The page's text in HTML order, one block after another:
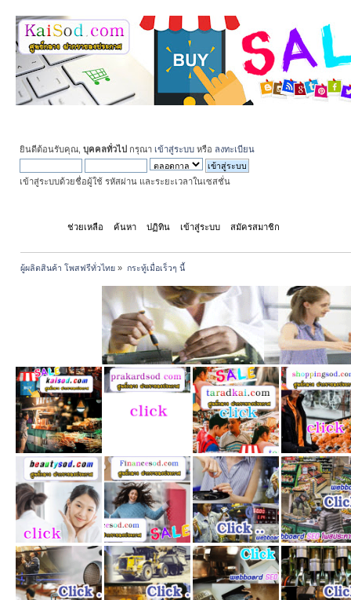
ยินดีต้อนรับคุณ, บุคคลทั่วไป กรุณา เข้าสู่ระบบ หรือ ลงทะเบียน
เข้าสู่ระบบด้วยชื่อผู้ใช้ รหัสผ่าน และระยะเวลาในเซสชั่น
ช่วยเหลือ ค้นหา ปฏิทิน เข้าสู่ระบบ สมัครสมาชิก
ผู้ผลิตสินค้า โพสฟรีทั่วไทย » กระทู้เมื่อเร็วๆ นี้